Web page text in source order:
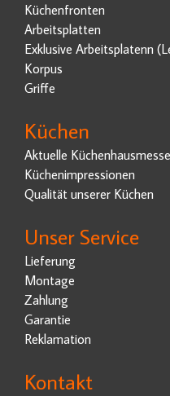
Küchenfronten
Arbeitsplatten
Exklusive Arbeitsplatenn
Korpus
Griffe
Küchen
Aktuelle Küchenhausmesse
Küchenimpressionen
Qualität unserer Küchen
Unser Service
Lieferung
Montage
Zahlung
Garantie
Reklamation
Kontakt